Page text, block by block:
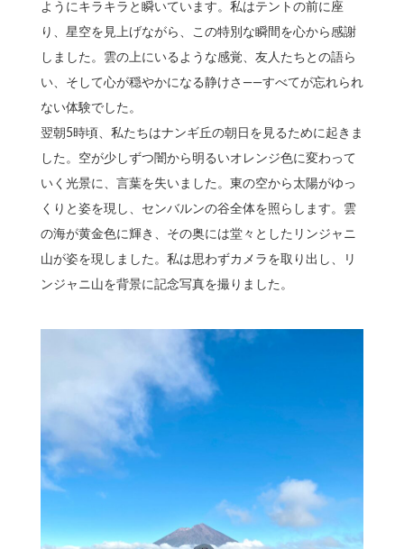
ようにキラキラと瞬いています。私はテントの前に座
り、星空を見上げながら、この特別な瞬間を心から感謝
しました。雲の上にいるような感覚、友人たちとの語ら
い、そして心が穏やかになる静けさ――すべてが忘れられ
ない体験でした。
翌朝5時頃、私たちはナンギ丘の朝日を見るために起きま
した。空が少しずつ闇から明るいオレンジ色に変わって
いく光景に、言葉を失いました。東の空から太陽がゆっ
くりと姿を現し、センバルンの谷全体を照らします。雲
の海が黄金色に輝き、その奥には堂々としたリンジャニ
山が姿を現しました。私は思わずカメラを取り出し、リ
ンジャニ山を背景に記念写真を撮りました。